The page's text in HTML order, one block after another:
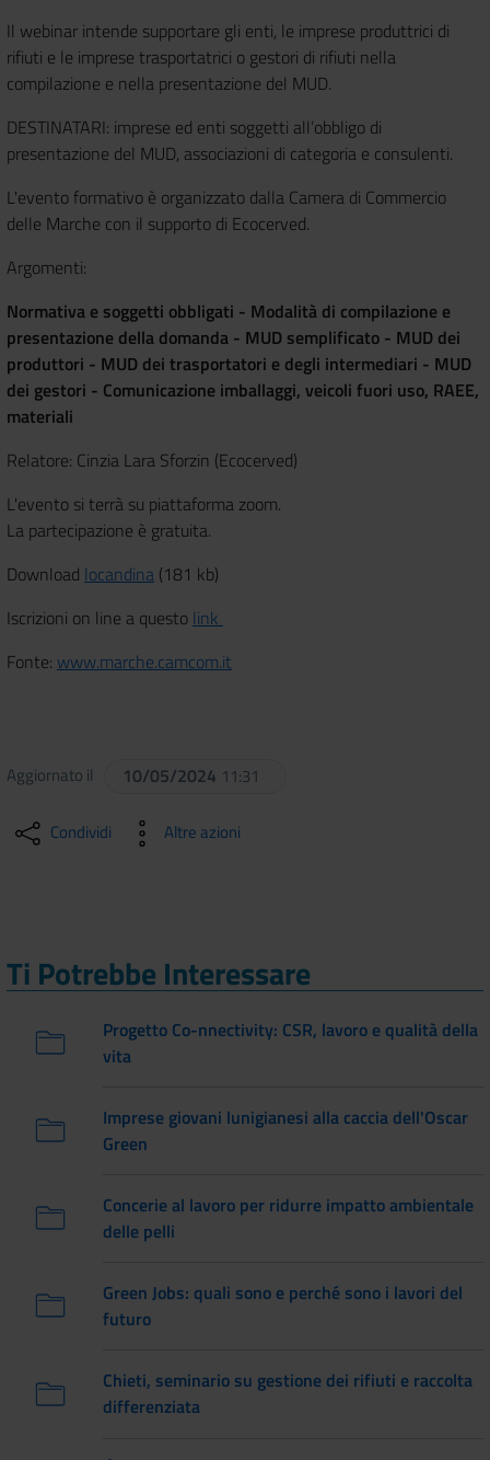
Il webinar intende supportare gli enti, le imprese produttrici di
rifiuti e le imprese trasportatrici o gestori di rifiuti nella
compilazione e nella presentazione del MUD.
DESTINATARI: imprese ed enti soggetti all’obbligo di
presentazione del MUD, associazioni di categoria e consulenti.
L'evento formativo è organizzato dalla Camera di Commercio
delle Marche con il supporto di Ecocerved.
Argomenti:
Normativa e soggetti obbligati - Modalità di compilazione e
presentazione della domanda - MUD semplificato - MUD dei
produttori - MUD dei trasportatori e degli intermediari - MUD
dei gestori - Comunicazione imballaggi, veicoli fuori uso, RAEE,
materiali
Relatore: Cinzia Lara Sforzin (Ecocerved)
L'evento si terrà su piattaforma zoom.
La partecipazione è gratuita.
Download locandina (181 kb)
Iscrizioni on line a questo link
Fonte: www.marche.camcom.it
Aggiornato il 10/05/2024 11:31
Condividi Altre azioni
Ti Potrebbe Interessare
Progetto Co-nnectivity: CSR, lavoro e qualità della
vita
Imprese giovani lunigianesi alla caccia dell'Oscar
Green
Concerie al lavoro per ridurre impatto ambientale
delle pelli
Green Jobs: quali sono e perché sono i lavori del
futuro
Chieti, seminario su gestione dei rifiuti e raccolta
differenziata